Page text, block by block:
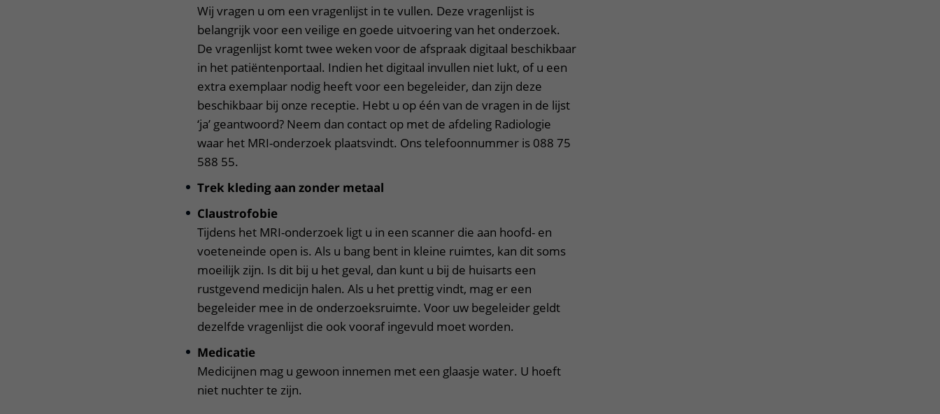
Wij vragen u om een vragenlijst in te vullen. Deze vragenlijst is
belangrijk voor een veilige en goede uitvoering van het onderzoek.
De vragenlijst komt twee weken voor de afspraak digitaal beschikbaar
in het patiëntenportaal. Indien het digitaal invullen niet lukt, of u een
extra exemplaar nodig heeft voor een begeleider, dan zijn deze
beschikbaar bij onze receptie. Hebt u op één van de vragen in de lijst
‘ja’ geantwoord? Neem dan contact op met de afdeling Radiologie
waar het MRI-onderzoek plaatsvindt. Ons telefoonnummer is 088 75
588 55.
Trek kleding aan zonder metaal
Claustrofobie
Tijdens het MRI-onderzoek ligt u in een scanner die aan hoofd- en
voeteneinde open is. Als u bang bent in kleine ruimtes, kan dit soms
moeilijk zijn. Is dit bij u het geval, dan kunt u bij de huisarts een
rustgevend medicijn halen. Als u het prettig vindt, mag er een
begeleider mee in de onderzoeksruimte. Voor uw begeleider geldt
dezelfde vragenlijst die ook vooraf ingevuld moet worden.
Medicatie
Medicijnen mag u gewoon innemen met een glaasje water. U hoeft
niet nuchter te zijn.